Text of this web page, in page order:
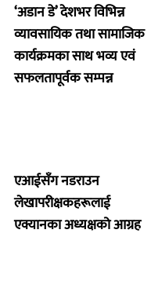
‘अडान डे’ देशभर विभिन्न
व्यावसायिक तथा सामाजिक
कार्यक्रमका साथ भव्य एवं
सफलतापूर्वक सम्पन्न
एआईसँग नडराउन
लेखापरीक्षकहरूलाई
एक्यानका अध्यक्षको आग्रह